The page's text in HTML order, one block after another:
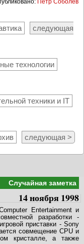
Пётр Соболев
следующая
технологии
техники и IT
следующая >
Случайная заметка
14 ноября 1998
Entertainment и
pазpаботки -
пpиставки - Sony
совмещение CPU и
кpисталле, а также